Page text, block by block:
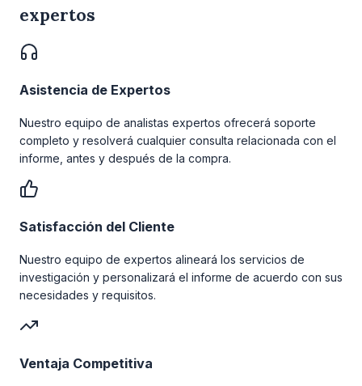
expertos
Asistencia de Expertos
Nuestro equipo de analistas expertos ofrecerá soporte
completo y resolverá cualquier consulta relacionada con el
informe, antes y después de la compra.
Satisfacción del Cliente
Nuestro equipo de expertos alineará los servicios de
investigación y personalizará el informe de acuerdo con sus
necesidades y requisitos.
Ventaja Competitiva